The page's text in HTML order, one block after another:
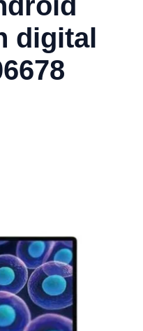
digital